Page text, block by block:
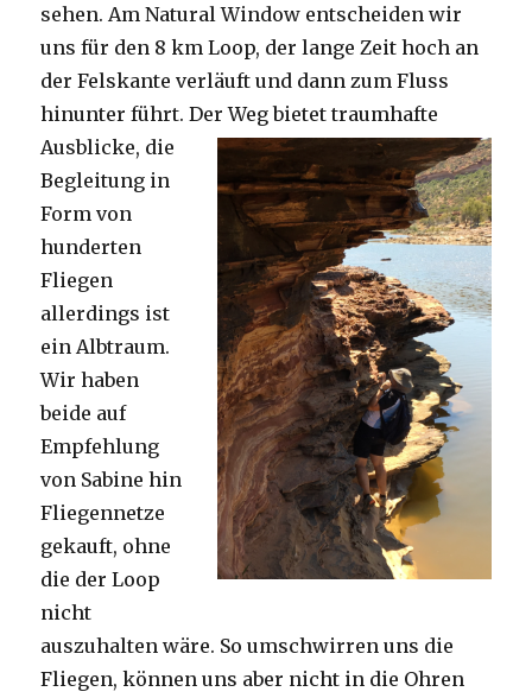
sehen. Am Natural Window entscheiden wir
uns für den 8 km Loop, der lange Zeit hoch an
der Felskante verläuft und dann zum Fluss
hinunter führt. Der Weg bietet traumhafte
Ausblicke, die
Begleitung in
Form von
hunderten
Fliegen
allerdings ist
ein Albtraum.
Wir haben
beide auf
Empfehlung
von Sabine hin
Fliegennetze
gekauft, ohne
die der Loop
nicht
auszuhalten wäre. So umschwirren uns die
Fliegen, können uns aber nicht in die Ohren